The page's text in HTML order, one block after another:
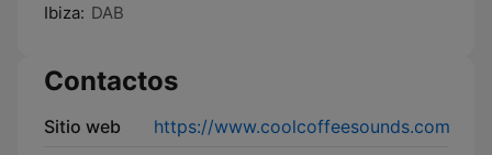
Ibiza: DAB
Contactos
Sitio web
https://www.coolcoffeesounds.com